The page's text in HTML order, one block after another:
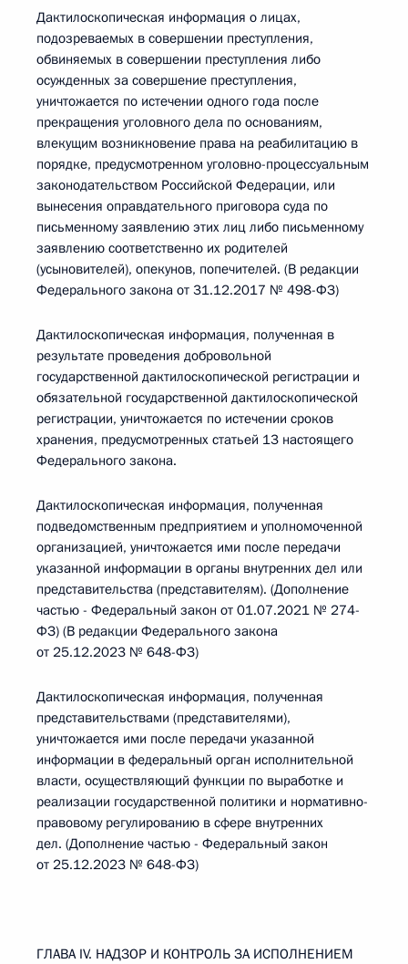
Дактилоскопическая информация о лицах,
подозреваемых в совершении преступления,
обвиняемых в совершении преступления либо
осужденных за совершение преступления,
уничтожается по истечении одного года после
прекращения уголовного дела по основаниям,
влекущим возникновение права на реабилитацию в
порядке, предусмотренном уголовно-процессуальным
законодательством Российской Федерации, или
вынесения оправдательного приговора суда по
письменному заявлению этих лиц либо письменному
заявлению соответственно их родителей
(усыновителей), опекунов, попечителей. (В редакции
Федерального закона от 31.12.2017 № 498-ФЗ)
Дактилоскопическая информация, полученная в
результате проведения добровольной
государственной дактилоскопической регистрации и
обязательной государственной дактилоскопической
регистрации, уничтожается по истечении сроков
хранения, предусмотренных статьей 13 настоящего
Федерального закона.
Дактилоскопическая информация, полученная
подведомственным предприятием и уполномоченной
организацией, уничтожается ими после передачи
указанной информации в органы внутренних дел или
представительства (представителям). (Дополнение
частью - Федеральный закон от 01.07.2021 № 274-
ФЗ) (В редакции Федерального закона
от 25.12.2023 № 648-ФЗ)
Дактилоскопическая информация, полученная
представительствами (представителями),
уничтожается ими после передачи указанной
информации в федеральный орган исполнительной
власти, осуществляющий функции по выработке и
реализации государственной политики и нормативно-
правовому регулированию в сфере внутренних
дел. (Дополнение частью - Федеральный закон
от 25.12.2023 № 648-ФЗ)
ГЛАВА IV. НАДЗОР И КОНТРОЛЬ ЗА ИСПОЛНЕНИЕМ